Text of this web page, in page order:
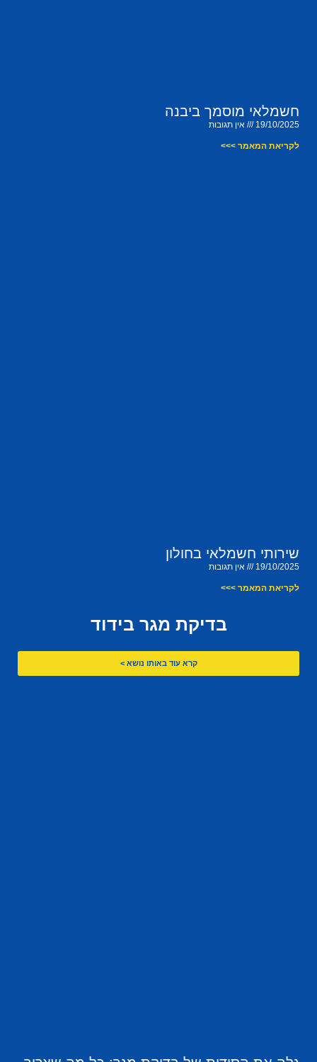
חשמלאי מוסמך ביבנה
19/10/2025 אין תגובות
לקריאת המאמר >>>
שירותי חשמלאי בחולון
19/10/2025 אין תגובות
לקריאת המאמר >>>
בדיקת מגר בידוד
קרא עוד באותו נושא >